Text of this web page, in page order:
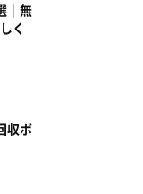
｜無
く
収ボ